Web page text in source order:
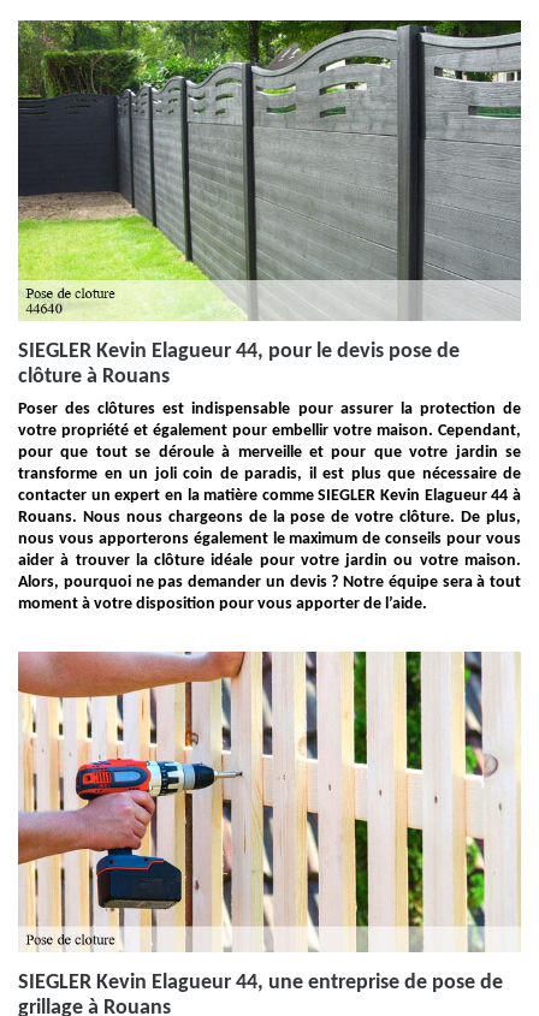
SIEGLER Kevin Elagueur 44, pour le devis pose de
clôture à Rouans
Poser des clôtures est indispensable pour assurer la protection de
votre propriété et également pour embellir votre maison. Cependant,
pour que tout se déroule à merveille et pour que votre jardin se
transforme en un joli coin de paradis, il est plus que nécessaire de
contacter un expert en la matière comme SIEGLER Kevin Elagueur 44 à
Rouans. Nous nous chargeons de la pose de votre clôture. De plus,
nous vous apporterons également le maximum de conseils pour vous
aider à trouver la clôture idéale pour votre jardin ou votre maison.
Alors, pourquoi ne pas demander un devis ? Notre équipe sera à tout
moment à votre disposition pour vous apporter de l’aide.
SIEGLER Kevin Elagueur 44, une entreprise de pose de
grillage à Rouans